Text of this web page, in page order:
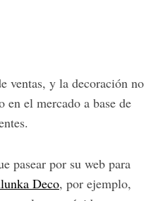
ventas, y la decoración no
en el mercado a base de
pasear por su web para
Deco, por ejemplo,